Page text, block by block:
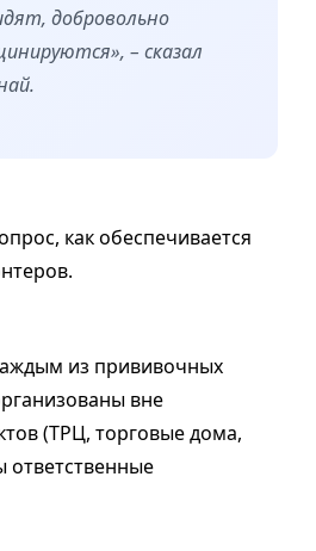
добровольно
– сказал
как обеспечивается
из прививочных
вне
(ТРЦ, торговые дома,
ответственные